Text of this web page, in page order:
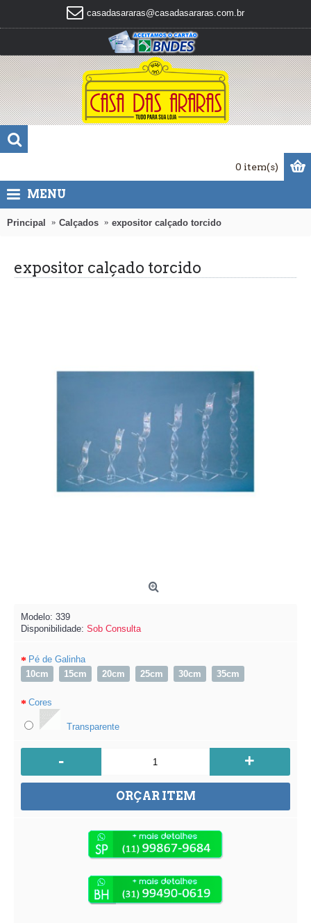
casadasararas@casadasararas.com.br
0 item(s)
MENU
Principal Calçados expositor calçado torcido
expositor calçado torcido
Modelo: 339
Disponibilidade: Sob Consulta
Pé de Galinha
10cm
15cm 20cm 25cm 30cm 35cm
Cores
Transparente
- +
ORÇAR ITEM